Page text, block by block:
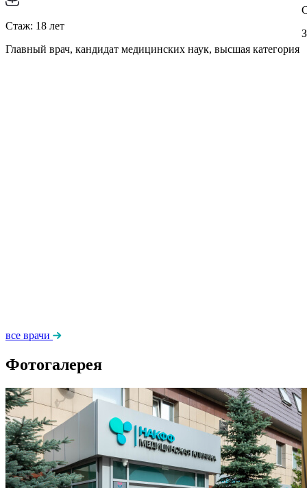
Стаж: 18 лет
Главный врач, кандидат медицинских наук, высшая категория
все врачи
Фотогалерея